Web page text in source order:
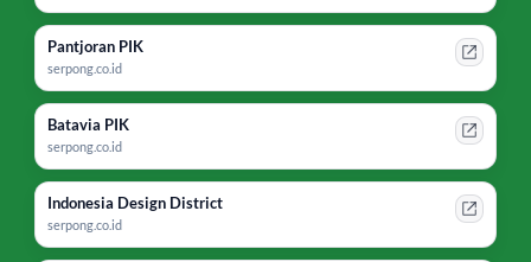
Pantjoran PIK
serpong.co.id
Batavia PIK
serpong.co.id
Indonesia Design District
serpong.co.id